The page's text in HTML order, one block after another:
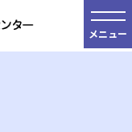
メニュー